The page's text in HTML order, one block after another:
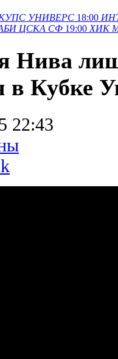
УНИВЕРС 18:00
ЦСКА СФ 19:00 ХИК
Нива
в Кубке
22:43